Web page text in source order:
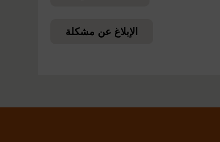
الإبلاغ عن مشكلة